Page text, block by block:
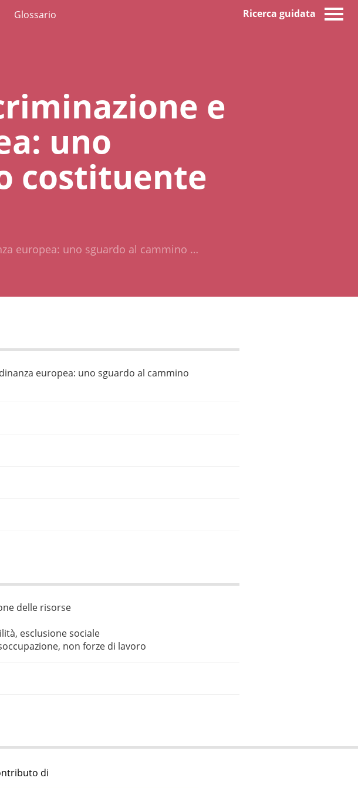
Glossario Ricerca guidata
e
uno
costituente
europea: uno sguardo al cammino …
europea: uno sguardo al cammino
delle risorse
esclusione sociale
non forze di lavoro
di